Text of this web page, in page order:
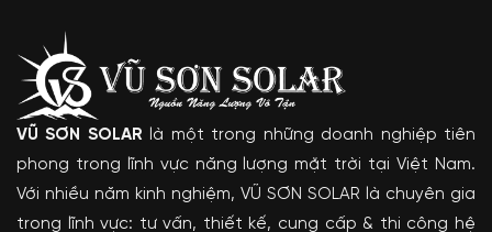
VŨ SƠN SOLAR là một trong những doanh nghiệp tiên
phong trong lĩnh vực năng lượng mặt trời tại Việt Nam.
Với nhiều năm kinh nghiệm, VŨ SƠN SOLAR là chuyên gia
trong lĩnh vực: tư vấn, thiết kế, cung cấp & thi công hệ